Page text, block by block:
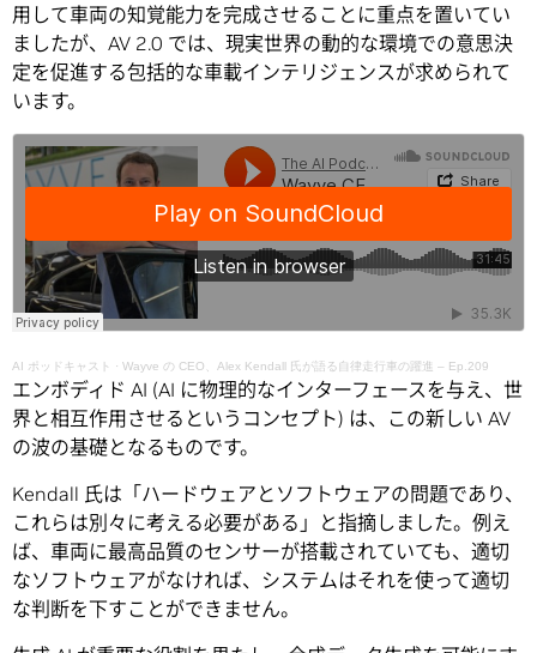
用して車両の知覚能力を完成させることに重点を置いてい
ましたが、AV 2.0 では、現実世界の動的な環境での意思決
定を促進する包括的な車載インテリジェンスが求められて
います。
AI ポッドキャスト · Wayve の CEO、Alex Kendall 氏が語る自律走行車の躍進 – Ep.209
エンボディド AI (AI に物理的なインターフェースを与え、世
界と相互作用させるというコンセプト) は、この新しい AV
の波の基礎となるものです。
Kendall 氏は「ハードウェアとソフトウェアの問題であり、
これらは別々に考える必要がある」と指摘しました。例え
ば、車両に最高品質のセンサーが搭載されていても、適切
なソフトウェアがなければ、システムはそれを使って適切
な判断を下すことができません。